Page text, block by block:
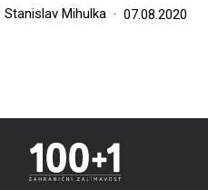
Stanislav Mihulka 07.08.2020